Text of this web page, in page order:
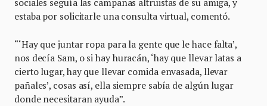
estaba por solicitarle una consulta virtual, comentó.
“‘Hay que juntar ropa para la gente que le hace falta’,
nos decía Sam, o si hay huracán, ‘hay que llevar latas a
cierto lugar, hay que llevar comida envasada, llevar
pañales’, cosas así, ella siempre sabía de algún lugar
donde necesitaran ayuda”.